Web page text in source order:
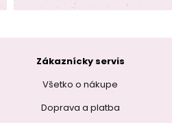
Zákaznícky servis
Všetko o nákupe
Doprava a platba